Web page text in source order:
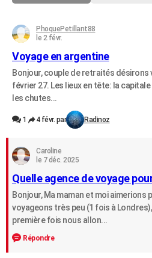
GUIDES D'ACHAT
BONS PLANS
CARTE DE VOEUX
Carte Bonne année
Carte Saint-Valentin
Carte d'anniversaire
COPAINS D'AVANT
S'inscrire
Se connecter
Lycées
Collèges
Primaires
Universités
Entreprises
Service militaire
Avis de recherche
AVIS DE DÉCÈS
FORUM
PhoquePetillant88
le 2 févr.
Voyage en argentine
Bonjour, couple de retraités désirons
février 27. Les lieux en tête: la capitale
les chutes...
1 4 févr. par Radinoz
Caroline
le 7 déc. 2025
Quelle agence de voyage
Bonjour, Ma maman et moi aimerions
voyageons très peu (1 fois à
première fois nous allon...
Répondre